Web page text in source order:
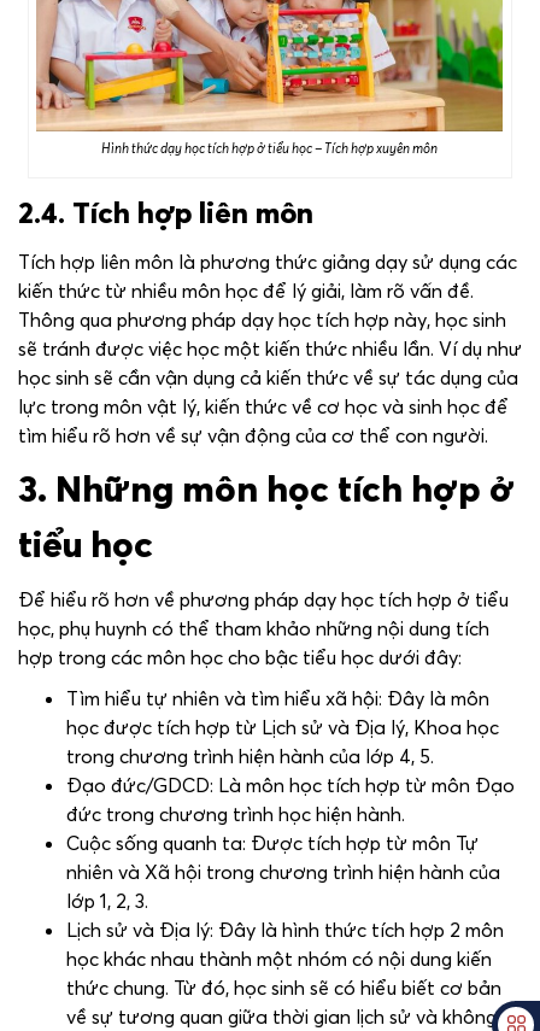
Hình thức dạy học tích hợp ở tiểu học – Tích hợp xuyên môn
2.4. Tích hợp liên môn
Tích hợp liên môn là phương thức giảng dạy sử dụng các
kiến thức từ nhiều môn học để lý giải, làm rõ vấn đề.
Thông qua phương pháp dạy học tích hợp này, học sinh
sẽ tránh được việc học một kiến thức nhiều lần. Ví dụ như
học sinh sẽ cần vận dụng cả kiến thức về sự tác dụng của
lực trong môn vật lý, kiến thức về cơ học và sinh học để
tìm hiểu rõ hơn về sự vận động của cơ thể con người.
3. Những môn học tích hợp ở
tiểu học
Để hiểu rõ hơn về phương pháp dạy học tích hợp ở tiểu
học, phụ huynh có thể tham khảo những nội dung tích
hợp trong các môn học cho bậc tiểu học dưới đây:
Tìm hiểu tự nhiên và tìm hiểu xã hội: Đây là môn
học được tích hợp từ Lịch sử và Địa lý, Khoa học
trong chương trình hiện hành của lớp 4, 5.
Đạo đức/GDCD: Là môn học tích hợp từ môn Đạo
đức trong chương trình học hiện hành.
Cuộc sống quanh ta: Được tích hợp từ môn Tự
nhiên và Xã hội trong chương trình hiện hành của
lớp 1, 2, 3.
Lịch sử và Địa lý: Đây là hình thức tích hợp 2 môn
học khác nhau thành một nhóm có nội dung kiến
thức chung. Từ đó, học sinh sẽ có hiểu biết cơ bản
về sự tương quan giữa thời gian lịch sử và không